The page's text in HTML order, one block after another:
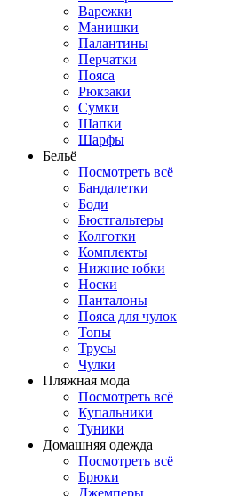
Варежки
Манишки
Палантины
Перчатки
Пояса
Рюкзаки
Сумки
Шапки
Шарфы
Бельё
Посмотреть всё
Бандалетки
Боди
Бюстгальтеры
Колготки
Комплекты
Нижние юбки
Носки
Панталоны
Поясa для чулок
Топы
Трусы
Чулки
Пляжная мода
Посмотреть всё
Купальники
Туники
Домашняя одежда
Посмотреть всё
Брюки
Джемперы